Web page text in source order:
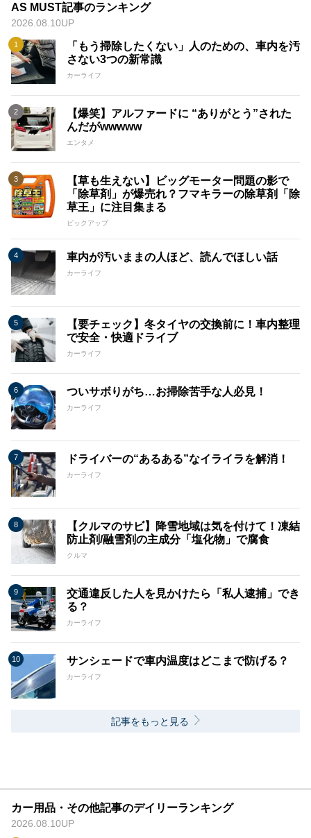
AS MUST記事のランキング
2026.08.10UP
「もう掃除したくない」人のための、車内を汚
さない3つの新常識
カーライフ
【爆笑】アルファードに “ありがとう”された
んだがwwwww
エンタメ
【草も生えない】ビッグモーター問題の影で
「除草剤」が爆売れ？フマキラーの除草剤「除
草王」に注目集まる
ピックアップ
車内が汚いままの人ほど、読んでほしい話
カーライフ
【要チェック】冬タイヤの交換前に！車内整理
で安全・快適ドライブ
カーライフ
ついサボりがち…お掃除苦手な人必見！
カーライフ
ドライバーの“あるある”なイライラを解消！
カーライフ
【クルマのサビ】降雪地域は気を付けて！凍結
防止剤/融雪剤の主成分「塩化物」で腐食
クルマ
交通違反した人を見かけたら「私人逮捕」でき
る？
カーライフ
サンシェードで車内温度はどこまで防げる？
カーライフ
記事をもっと見る
カー用品・その他記事のデイリーランキング
2026.08.10UP